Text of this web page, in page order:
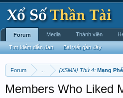
Forum {XSMN} Thứ 4: Mạng
Members Who Liked
Forum
Tìm kiếm diễn đàn Bài viết gần đây
Media Thành viên